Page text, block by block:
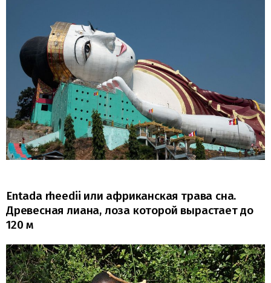
Entada rheedii или африканская трава сна.
Древесная лиана, лоза которой вырастает до
120 м